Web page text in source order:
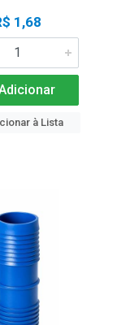
1,68
à Lista